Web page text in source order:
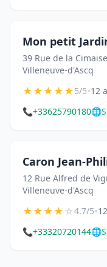
Mon petit
39 Rue de la
Villeneuve-d'Ascq
★★★★★5/5•12
📞+33625790180🌐
Caron Jean-
12 Rue Alfred de
Villeneuve-d'Ascq
★★★★☆4.7/5•
📞+33320720144🌐